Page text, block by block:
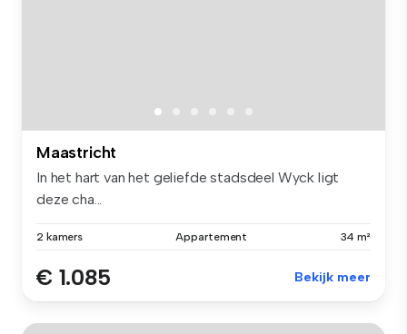
Maastricht
In het hart van het geliefde stadsdeel Wyck ligt
deze cha...
2 kamers Appartement 34 m²
€ 1.085 Bekijk meer